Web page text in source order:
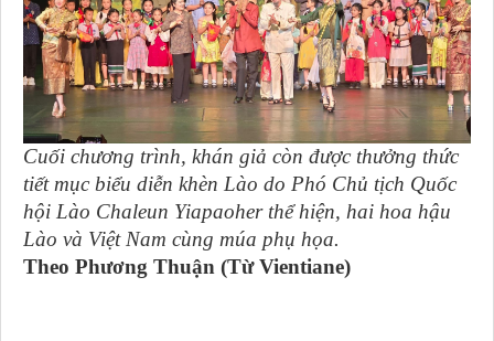
Cuối chương trình, khán giả còn được thưởng thức
tiết mục biểu diễn khèn Lào do Phó Chủ tịch Quốc
hội Lào Chaleun Yiapaoher thể hiện, hai hoa hậu
Lào và Việt Nam cùng múa phụ họa.
Theo Phương Thuận (Từ Vientiane)